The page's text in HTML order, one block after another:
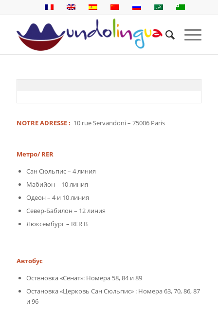
NOTRE ADRESSE : 10 rue Servandoni – 75006 Paris
Метро/ RER
Сан Сюльпис – 4 линия
Мабийон – 10 линия
Одеон – 4 и 10 линия
Север-Бабилон – 12 линия
Люксембург – RER B
Автобус
Оствновка «Сенат»: Номера 58, 84 и 89
Остановка «Церковь Сан Сюльпис» : Номера 63, 70, 86, 87
и 96